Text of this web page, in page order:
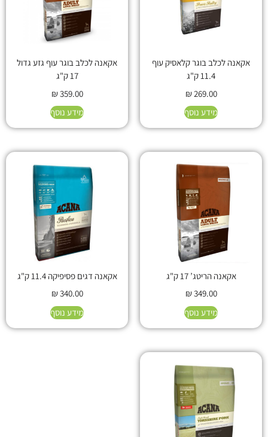
אקאנה לכלב בוגר קלאסיק עוף
11.4 ק"ג
₪269.00
מידע נוסף
אקאנה לכלב בוגר עוף גזע גדול
17 ק"ג
₪359.00
מידע נוסף
אקאנה הריטג’ 17 ק"ג
₪349.00
מידע נוסף
אקאנה דגים פסיפיקה 11.4 ק"ג
₪340.00
מידע נוסף